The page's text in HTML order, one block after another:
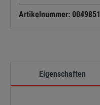
Artikelnummer: 0049851
Eigenschaften